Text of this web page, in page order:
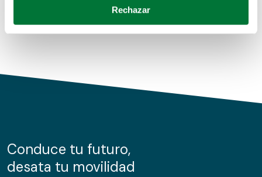
Obtenga más información sobre cómo se procesan sus
de cookies.
información sobre el uso que haga del sitio web con
nuestros partners de redes sociales, publicidad y análisis
Rechazar
Conduce tu futuro,
desata tu movilidad